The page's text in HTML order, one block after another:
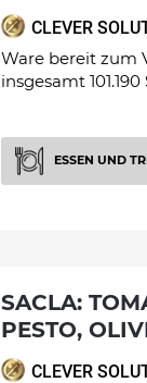
CLEVER
Ware bereit zum
insgesamt
ESSEN UND
SACLA: TOMATENPÜREE, HONIG, PASTETE,
PESTO,
CLEVER